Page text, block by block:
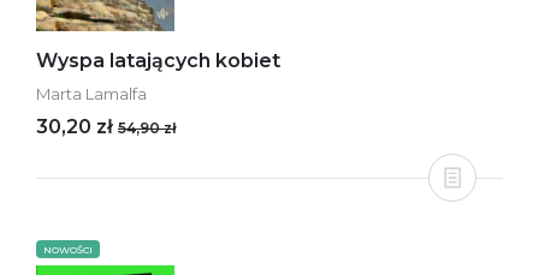
Wyspa latających kobiet
Marta Lamalfa
30,20 zł 54,90 zł
NOWOŚCI